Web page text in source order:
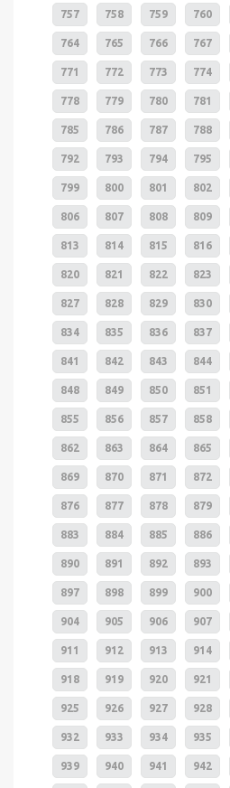
757 758 759 760
764 765 766 767
771 772 773 774
778 779 780 781
785 786 787 788
792 793 794 795
799 800 801 802
806 807 808 809
813 814 815 816
820 821 822 823
827 828 829 830
834 835 836 837
841 842 843 844
848 849 850 851
855 856 857 858
862 863 864 865
869 870 871 872
876 877 878 879
883 884 885 886
890 891 892 893
897 898 899 900
904 905 906 907
911 912 913 914
918 919 920 921
925 926 927 928
932 933 934 935
939 940 941 942